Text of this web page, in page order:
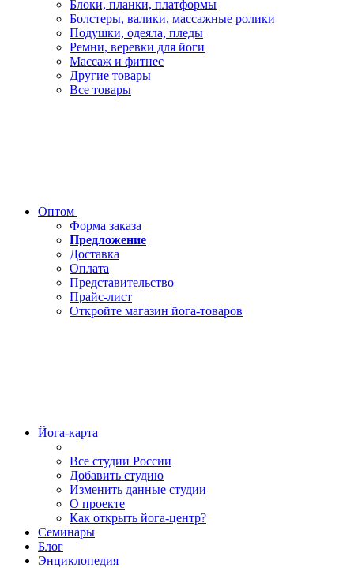
Блоки, планки, платформы
Болстеры, валики, массажные ролики
Подушки, одеяла, пледы
Ремни, веревки для йоги
Массаж и фитнес
Другие товары
Все товары
Оптом
Форма заказа
Предложение
Доставка
Оплата
Представительство
Прайс-лист
Откройте магазин йога-товаров
Йога-карта
Все студии России
Добавить студию
Изменить данные студии
О проекте
Как открыть йога-центр?
Семинары
Блог
Энциклопедия